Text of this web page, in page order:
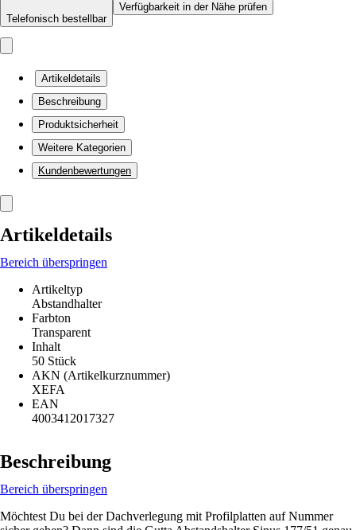
Telefonisch bestellbar
Verfügbarkeit in der Nähe prüfen
Artikeldetails
Beschreibung
Produktsicherheit
Weitere Kategorien
Kundenbewertungen
Artikeldetails
Bereich überspringen
Artikeltyp
Abstandhalter
Farbton
Transparent
Inhalt
50 Stück
AKN (Artikelkurznummer)
XEFA
EAN
4003412017327
Beschreibung
Bereich überspringen
Möchtest Du bei der Dachverlegung mit Profilplatten auf Nummer